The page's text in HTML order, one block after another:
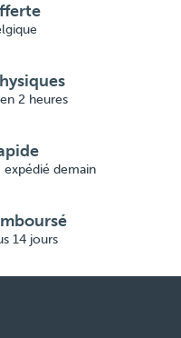
2 heures
demain
14 jours